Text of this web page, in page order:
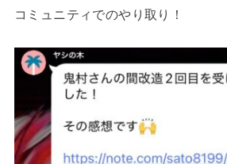
が好きになる」 「自分のことを受けいれられ
コミュニティでのやり取り！